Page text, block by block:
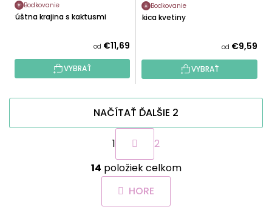
Bodkovanie
Púštna krajina s kaktusmi
od €11,69
VYBRAŤ
Bodkovanie
Skica kvetiny
od €9,59
VYBRAŤ
O
v
l
á
d
NAČÍTAŤ ĎALŠIE 2
S
t
r
á
n
k
o
1
2
14 položiek celkom
HORE